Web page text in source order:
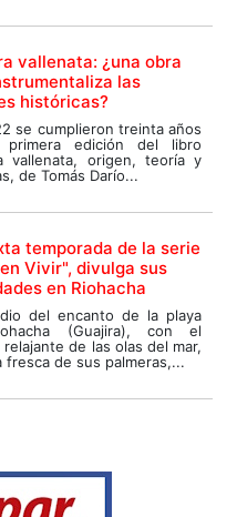
vallenata: ¿una obra
las
históricas?
se cumplieron treinta años
edición del libro
vallenata, origen, teoría y
de Tomás Darío...
temporada de la serie
Vivir", divulga sus
en Riohacha
del encanto de la playa
(Guajira), con el
de las olas del mar,
fresca de sus palmeras,...